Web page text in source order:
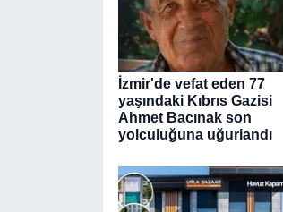
İzmir'de vefat eden 77
yaşındaki Kıbrıs Gazisi
Ahmet Bacınak son
yolculuğuna uğurlandı